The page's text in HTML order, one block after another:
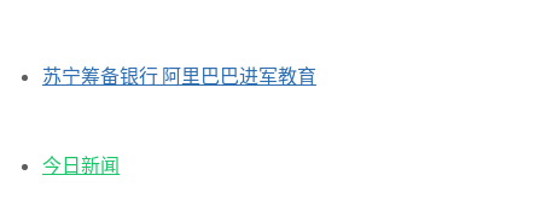
苏宁筹备银行 阿里巴巴进军教育
今日新闻